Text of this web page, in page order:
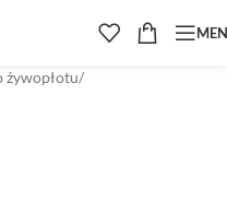
żywopłotu/